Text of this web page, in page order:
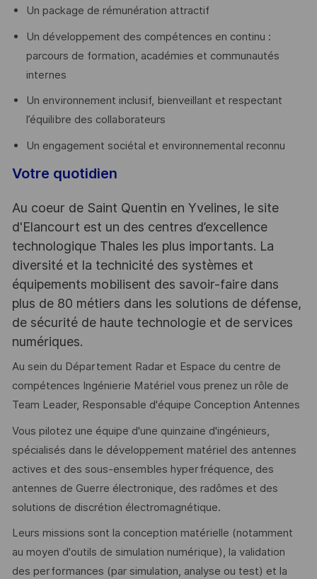
Un package de rémunération attractif
Un développement des compétences en continu :
parcours de formation, académies et communautés
internes
Un environnement inclusif, bienveillant et respectant
l’équilibre des collaborateurs
Un engagement sociétal et environnemental reconnu
Votre quotidien
Au coeur de Saint Quentin en Yvelines, le site
d'Elancourt est un des centres d’excellence
technologique Thales les plus importants. La
diversité et la technicité des systèmes et
équipements mobilisent des savoir-faire dans
plus de 80 métiers dans les solutions de défense,
de sécurité de haute technologie et de services
numériques.
Au sein du Département Radar et Espace du centre de
compétences Ingénierie Matériel vous prenez un rôle de
Team Leader, Responsable d'équipe Conception Antennes
Vous pilotez une équipe d'une quinzaine d'ingénieurs,
spécialisés dans le développement matériel des antennes
actives et des sous-ensembles hyperfréquence, des
antennes de Guerre électronique, des radômes et des
solutions de discrétion électromagnétique.
Leurs missions sont la conception matérielle (notamment
au moyen d'outils de simulation numérique), la validation
des performances (par simulation, analyse ou test) et la